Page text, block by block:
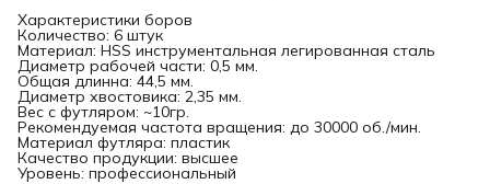
Характеристики боров
Количество: 6 штук
Материал: HSS инструментальная легированная сталь
Диаметр рабочей части: 0,5 мм.
Общая длинна: 44,5 мм.
Диаметр хвостовика: 2,35 мм.
Вес с футляром: ~10гр.
Рекомендуемая частота вращения: до 30000 об./мин.
Материал футляра: пластик
Качество продукции: высшее
Уровень: профессиональный